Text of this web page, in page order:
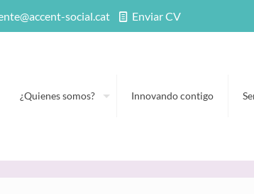
social.cat Enviar CV
¿Quienes somos? Innovando contigo